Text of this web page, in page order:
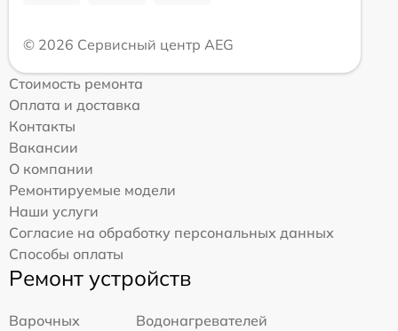
© 2026 Сервисный центр AEG
Стоимость ремонта
Оплата и доставка
Контакты
Вакансии
О компании
Ремонтируемые модели
Наши услуги
Согласие на обработку персональных данных
Способы оплаты
Ремонт устройств
Варочных
Водонагревателей